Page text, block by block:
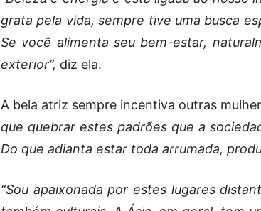
grata pela vida, sempre tive uma busca
Se você alimenta seu bem-estar,
exterior”, diz ela.
A bela atriz sempre incentiva outras
que quebrar estes padrões que a
Do que adianta estar toda arrumada,
“Sou apaixonada por estes lugares